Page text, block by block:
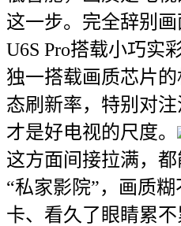
这一步。完全辞别
U6S Pro搭载小巧实
独一搭载画质芯片
态刷新率，特别对注
才是好电视的尺度。
这方面间接拉满，
“私家影院”，画质
卡、看久了眼睛累